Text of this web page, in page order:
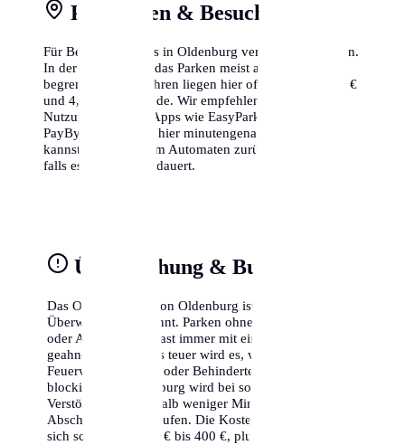
Parkzonen & Besuchsparken
Für Besucher gibt es in Oldenburg verschiedene Zonen.
In der Kernstadt ist das Parken meist auf 2-3 Stunden
begrenzt. Die Gebühren liegen hier oft zwischen 1,50 €
und 4,00 € pro Stunde. Wir empfehlen dringend die
Nutzung von Park-Apps wie EasyPark oder
PayByPhone, da du hier minutengenau abrechnen
kannst und nicht zum Automaten zurücklaufen musst,
falls es doch länger dauert.
Überwachung & Bußgelder
Das Ordnungsamt von Oldenburg ist für seine strikte
Überwachung bekannt. Parken ohne gültigen Schein
oder Ausweis wird fast immer mit einem Knöllchen
geahndet. Besonders teuer wird es, wenn du Radwege,
Feuerwehrzufahrten oder Behindertenparkplätze
blockierst. In Oldenburg wird bei solchen schweren
Verstößen oft innerhalb weniger Minuten der
Abschleppdienst gerufen. Die Kosten hierfür belaufen
sich schnell auf 250 € bis 400 €, plus das Bußgeld.